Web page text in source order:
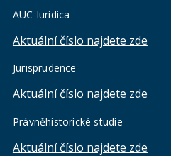
AUC Iuridica
Aktuální číslo najdete zde
Jurisprudence
Aktuální číslo najdete zde
Právněhistorické studie
Aktuální číslo najdete zde